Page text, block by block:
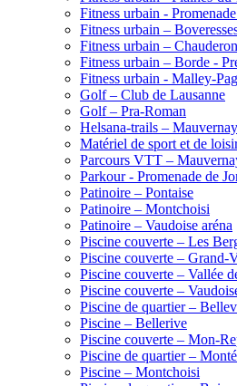
Fitness urbain -
Fitness urbain –
Fitness urbain – Chauderon
Fitness urbain – Borde -
Fitness urbain - Malley-
Golf – Club de Lausanne
Golf – Pra-Roman
Helsana-trails – Mauvernay
Matériel de sport et de
Parcours VTT –
Parkour - Promenade de
Patinoire – Pontaise
Patinoire – Montchoisi
Patinoire – Vaudoise aréna
Piscine couverte – Les
Piscine couverte – Grand-
Piscine couverte – Vallée
Piscine couverte –
Piscine de quartier –
Piscine – Bellerive
Piscine couverte – Mon-
Piscine de quartier –
Piscine – Montchoisi